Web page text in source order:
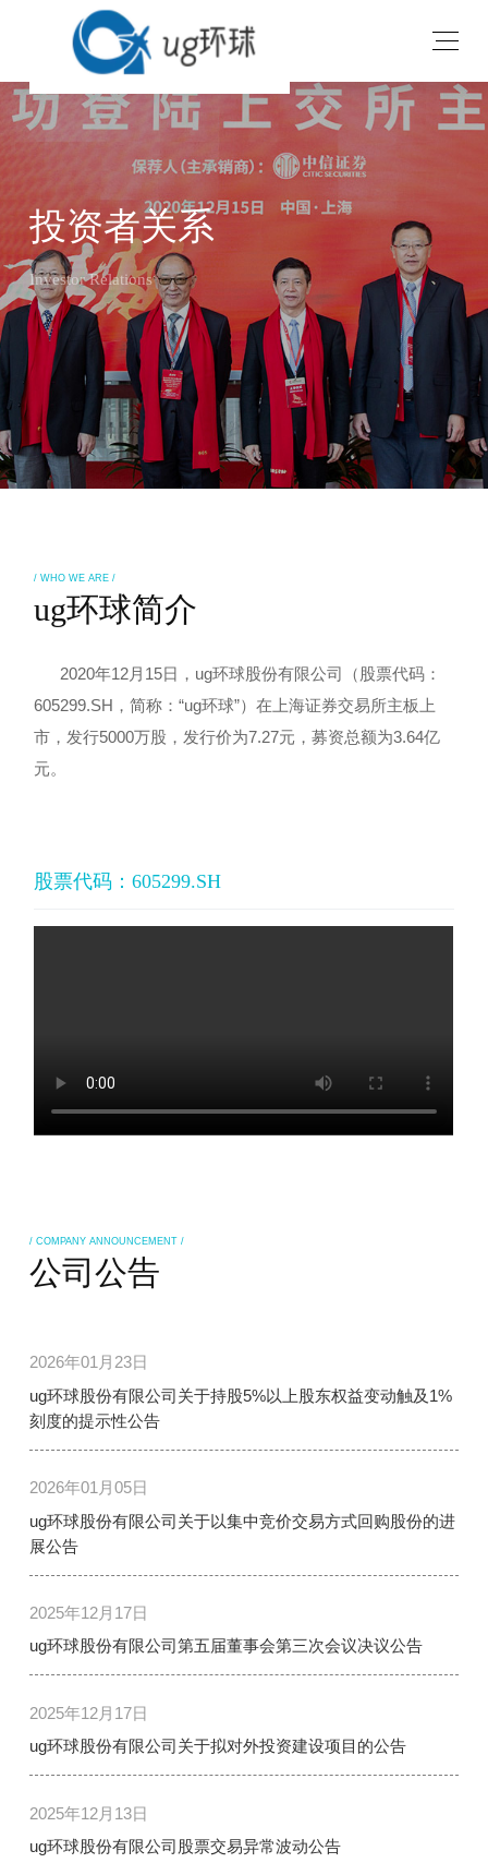
投资者关系
Investor Relations
/ WHO WE ARE /
ug环球简介
2020年12月15日，ug环球股份有限公司（股票代码：
605299.SH，简称：“ug环球”）在上海证券交易所主板上
市， 发行5000万股，发行价为7.27元，募资总额为3.64亿
元。
股票代码：605299.SH
/ COMPANY ANNOUNCEMENT /
公司公告
2026年01月23日
ug环球股份有限公司关于持股5%以上股东权益变动触及1%
刻度的提示性公告
2026年01月05日
ug环球股份有限公司关于以集中竞价交易方式回购股份的进
展公告
2025年12月17日
ug环球股份有限公司第五届董事会第三次会议决议公告
2025年12月17日
ug环球股份有限公司关于拟对外投资建设项目的公告
2025年12月13日
ug环球股份有限公司股票交易异常波动公告